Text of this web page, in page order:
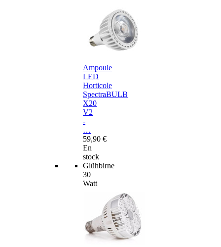
Ampoule
LED
Horticole
SpectraBULB
X20
V2
-
…
59,90 €
En
stock
Glühbirne
30
Watt